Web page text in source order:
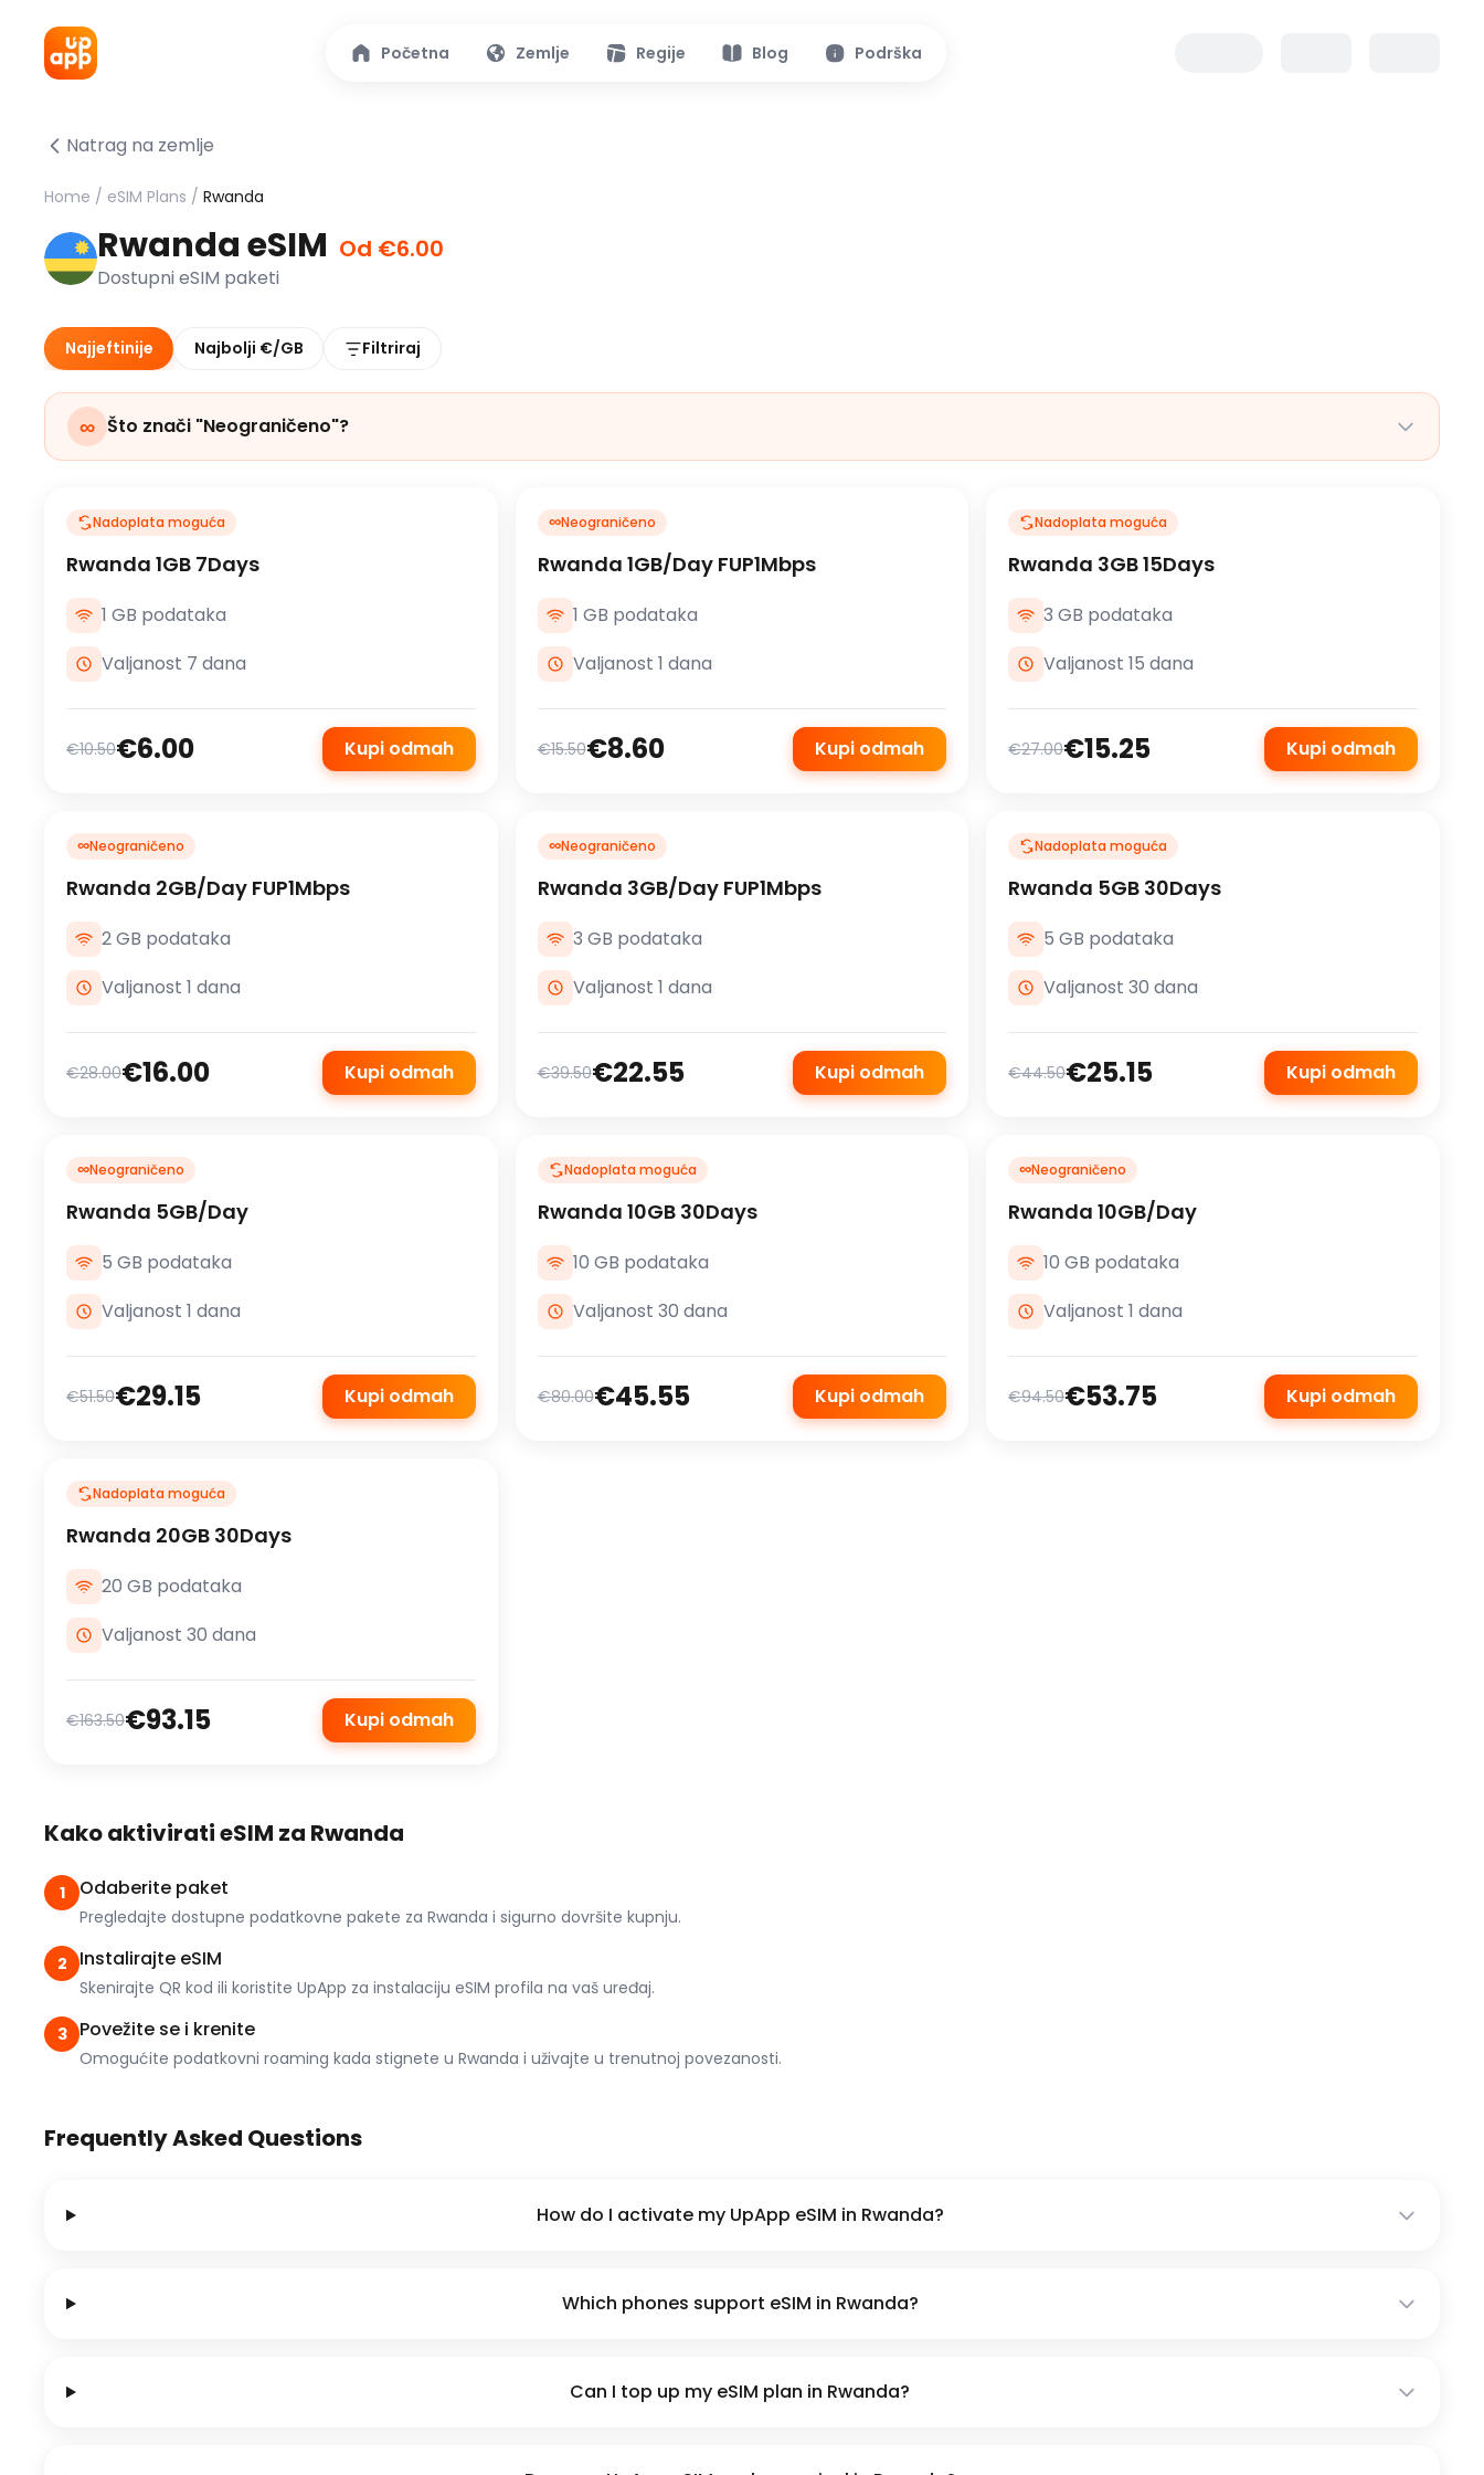
Početna Zemlje Regije Blog Podrška
Natrag na zemlje
Home / eSIM Plans / Rwanda
Rwanda eSIM Od €6.00
Dostupni eSIM paketi
Najjeftinije Najbolji €/GB Filtriraj
∞ Što znači "Neograničeno"?
Nadoplata moguća
Rwanda 1GB 7Days
1 GB podataka
Valjanost 7 dana
€10.50€6.00 Kupi odmah
∞Neograničeno
Rwanda 1GB/Day FUP1Mbps
1 GB podataka
Valjanost 1 dana
€15.50€8.60 Kupi odmah
Nadoplata moguća
Rwanda 3GB 15Days
3 GB podataka
Valjanost 15 dana
€27.00€15.25 Kupi odmah
∞Neograničeno
Rwanda 2GB/Day FUP1Mbps
2 GB podataka
Valjanost 1 dana
€28.00€16.00 Kupi odmah
∞Neograničeno
Rwanda 3GB/Day FUP1Mbps
3 GB podataka
Valjanost 1 dana
€39.50€22.55 Kupi odmah
Nadoplata moguća
Rwanda 5GB 30Days
5 GB podataka
Valjanost 30 dana
€44.50€25.15 Kupi odmah
∞Neograničeno
Rwanda 5GB/Day
5 GB podataka
Valjanost 1 dana
€51.50€29.15 Kupi odmah
Nadoplata moguća
Rwanda 10GB 30Days
10 GB podataka
Valjanost 30 dana
€80.00€45.55 Kupi odmah
∞Neograničeno
Rwanda 10GB/Day
10 GB podataka
Valjanost 1 dana
€94.50€53.75 Kupi odmah
Nadoplata moguća
Rwanda 20GB 30Days
20 GB podataka
Valjanost 30 dana
€163.50€93.15 Kupi odmah
Kako aktivirati eSIM za Rwanda
1 Odaberite paket
Pregledajte dostupne podatkovne pakete za Rwanda i sigurno dovršite kupnju.
2 Instalirajte eSIM
Skenirajte QR kod ili koristite UpApp za instalaciju eSIM profila na vaš uređaj.
3 Povežite se i krenite
Omogućite podatkovni roaming kada stignete u Rwanda i uživajte u trenutnoj povezanosti.
Frequently Asked Questions
How do I activate my UpApp eSIM in Rwanda?
Which phones support eSIM in Rwanda?
Can I top up my eSIM plan in Rwanda?